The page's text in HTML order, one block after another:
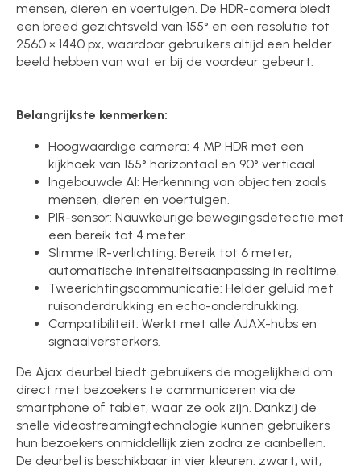
mensen, dieren en voertuigen. De HDR-camera biedt
een breed gezichtsveld van 155° en een resolutie tot
2560 × 1440 px, waardoor gebruikers altijd een helder
beeld hebben van wat er bij de voordeur gebeurt.
Belangrijkste kenmerken:
Hoogwaardige camera: 4 MP HDR met een
kijkhoek van 155° horizontaal en 90° verticaal.
Ingebouwde AI: Herkenning van objecten zoals
mensen, dieren en voertuigen.
PIR-sensor: Nauwkeurige bewegingsdetectie met
een bereik tot 4 meter.
Slimme IR-verlichting: Bereik tot 6 meter,
automatische intensiteitsaanpassing in realtime.
Tweerichtingscommunicatie: Helder geluid met
ruisonderdrukking en echo-onderdrukking.
Compatibiliteit: Werkt met alle AJAX-hubs en
signaalversterkers.
De Ajax deurbel biedt gebruikers de mogelijkheid om
direct met bezoekers te communiceren via de
smartphone of tablet, waar ze ook zijn. Dankzij de
snelle videostreamingtechnologie kunnen gebruikers
hun bezoekers onmiddellijk zien zodra ze aanbellen.
De deurbel is beschikbaar in vier kleuren: zwart, wit,